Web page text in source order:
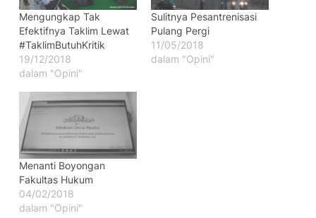
Mengungkap Tak
Efektifnya Taklim Lewat
#TaklimButuhKritik
19/12/2018
dalam "Opini"
Sulitnya Pesantrenisasi
Pulang Pergi
11/05/2018
dalam "Opini"
Menanti Boyongan
Fakultas Hukum
04/02/2018
dalam "Opini"